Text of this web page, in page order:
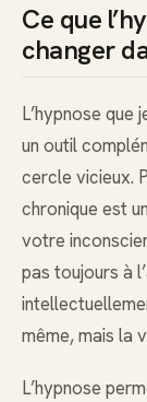
Ce que
changer
L’hypnose que
un outil
cercle vicieux.
chronique est
votre
pas toujours à
même, mais la
L’hypnose